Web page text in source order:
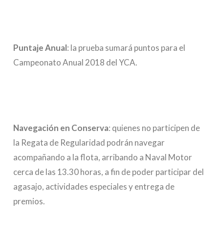
Puntaje Anual: la prueba sumará puntos para el
Campeonato Anual 2018 del YCA.
Navegación en Conserva: quienes no participen de
la Regata de Regularidad podrán navegar
acompañando a la flota, arribando a Naval Motor
cerca de las 13.30 horas, a fin de poder participar del
agasajo, actividades especiales y entrega de
premios.